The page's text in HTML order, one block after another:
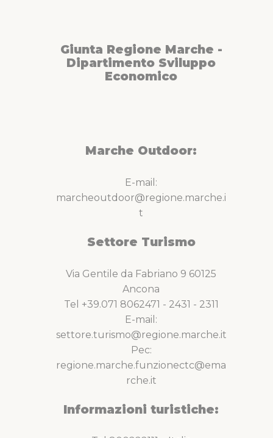
Giunta Regione Marche -
Dipartimento Sviluppo
Economico
Marche Outdoor:
E-mail:
marcheoutdoor@regione.marche.i
t
Settore Turismo
Via Gentile da Fabriano 9 60125
Ancona
Tel +39.071 8062471 - 2431 - 2311
E-mail:
settore.turismo@regione.marche.it
Pec:
regione.marche.funzionectc@ema
rche.it
Informazioni turistiche: